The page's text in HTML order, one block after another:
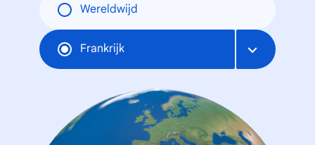
Wereldwijd
Frankrijk